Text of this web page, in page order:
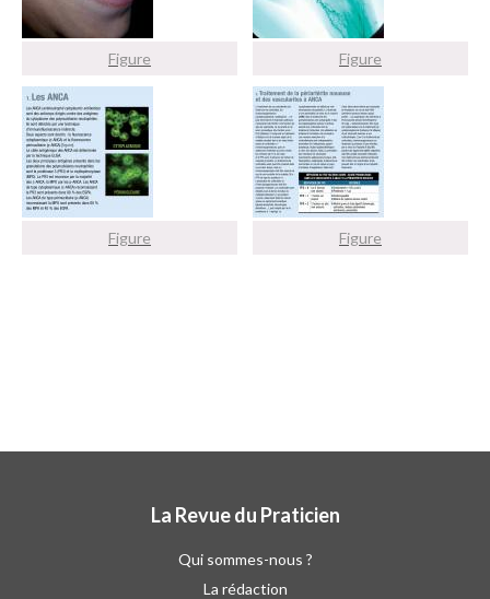
Figure Figure
Figure Figure
La Revue du Praticien
Qui sommes-nous ?
La rédaction